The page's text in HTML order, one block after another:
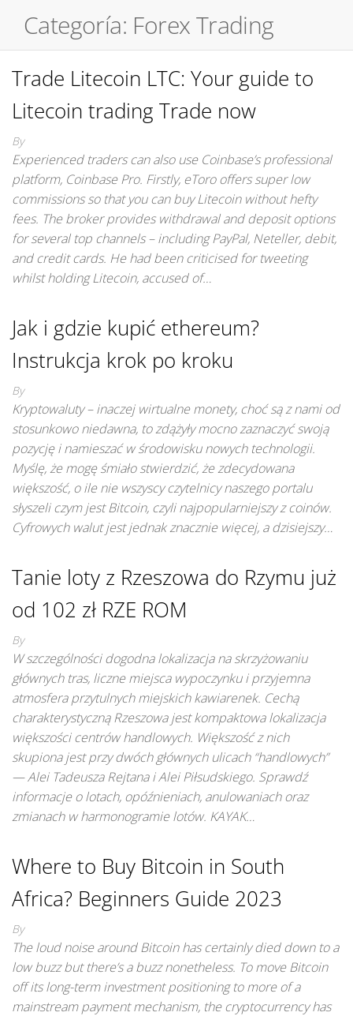
Categoría: Forex Trading
Trade Litecoin LTC: Your guide to
Litecoin trading Trade now
By
Experienced traders can also use Coinbase’s professional
platform, Coinbase Pro. Firstly, eToro offers super low
commissions so that you can buy Litecoin without hefty
fees. The broker provides withdrawal and deposit options
for several top channels – including PayPal, Neteller, debit,
and credit cards. He had been criticised for tweeting
whilst holding Litecoin, accused of…
Jak i gdzie kupić ethereum?
Instrukcja krok po kroku
By
Kryptowaluty – inaczej wirtualne monety, choć są z nami od
stosunkowo niedawna, to zdążyły mocno zaznaczyć swoją
pozycję i namieszać w środowisku nowych technologii.
Myślę, że mogę śmiało stwierdzić, że zdecydowana
większość, o ile nie wszyscy czytelnicy naszego portalu
słyszeli czym jest Bitcoin, czyli najpopularniejszy z coinów.
Cyfrowych walut jest jednak znacznie więcej, a dzisiejszy…
Tanie loty z Rzeszowa do Rzymu już
od 102 zł RZE ROM
By
W szczególności dogodna lokalizacja na skrzyżowaniu
głównych tras, liczne miejsca wypoczynku i przyjemna
atmosfera przytulnych miejskich kawiarenek. Cechą
charakterystyczną Rzeszowa jest kompaktowa lokalizacja
większości centrów handlowych. Większość z nich
skupiona jest przy dwóch głównych ulicach “handlowych”
— Alei Tadeusza Rejtana i Alei Piłsudskiego. Sprawdź
informacje o lotach, opóźnieniach, anulowaniach oraz
zmianach w harmonogramie lotów. KAYAK…
Where to Buy Bitcoin in South
Africa? Beginners Guide 2023
By
The loud noise around Bitcoin has certainly died down to a
low buzz but there’s a buzz nonetheless. To move Bitcoin
off its long-term investment positioning to more of a
mainstream payment mechanism, the cryptocurrency has